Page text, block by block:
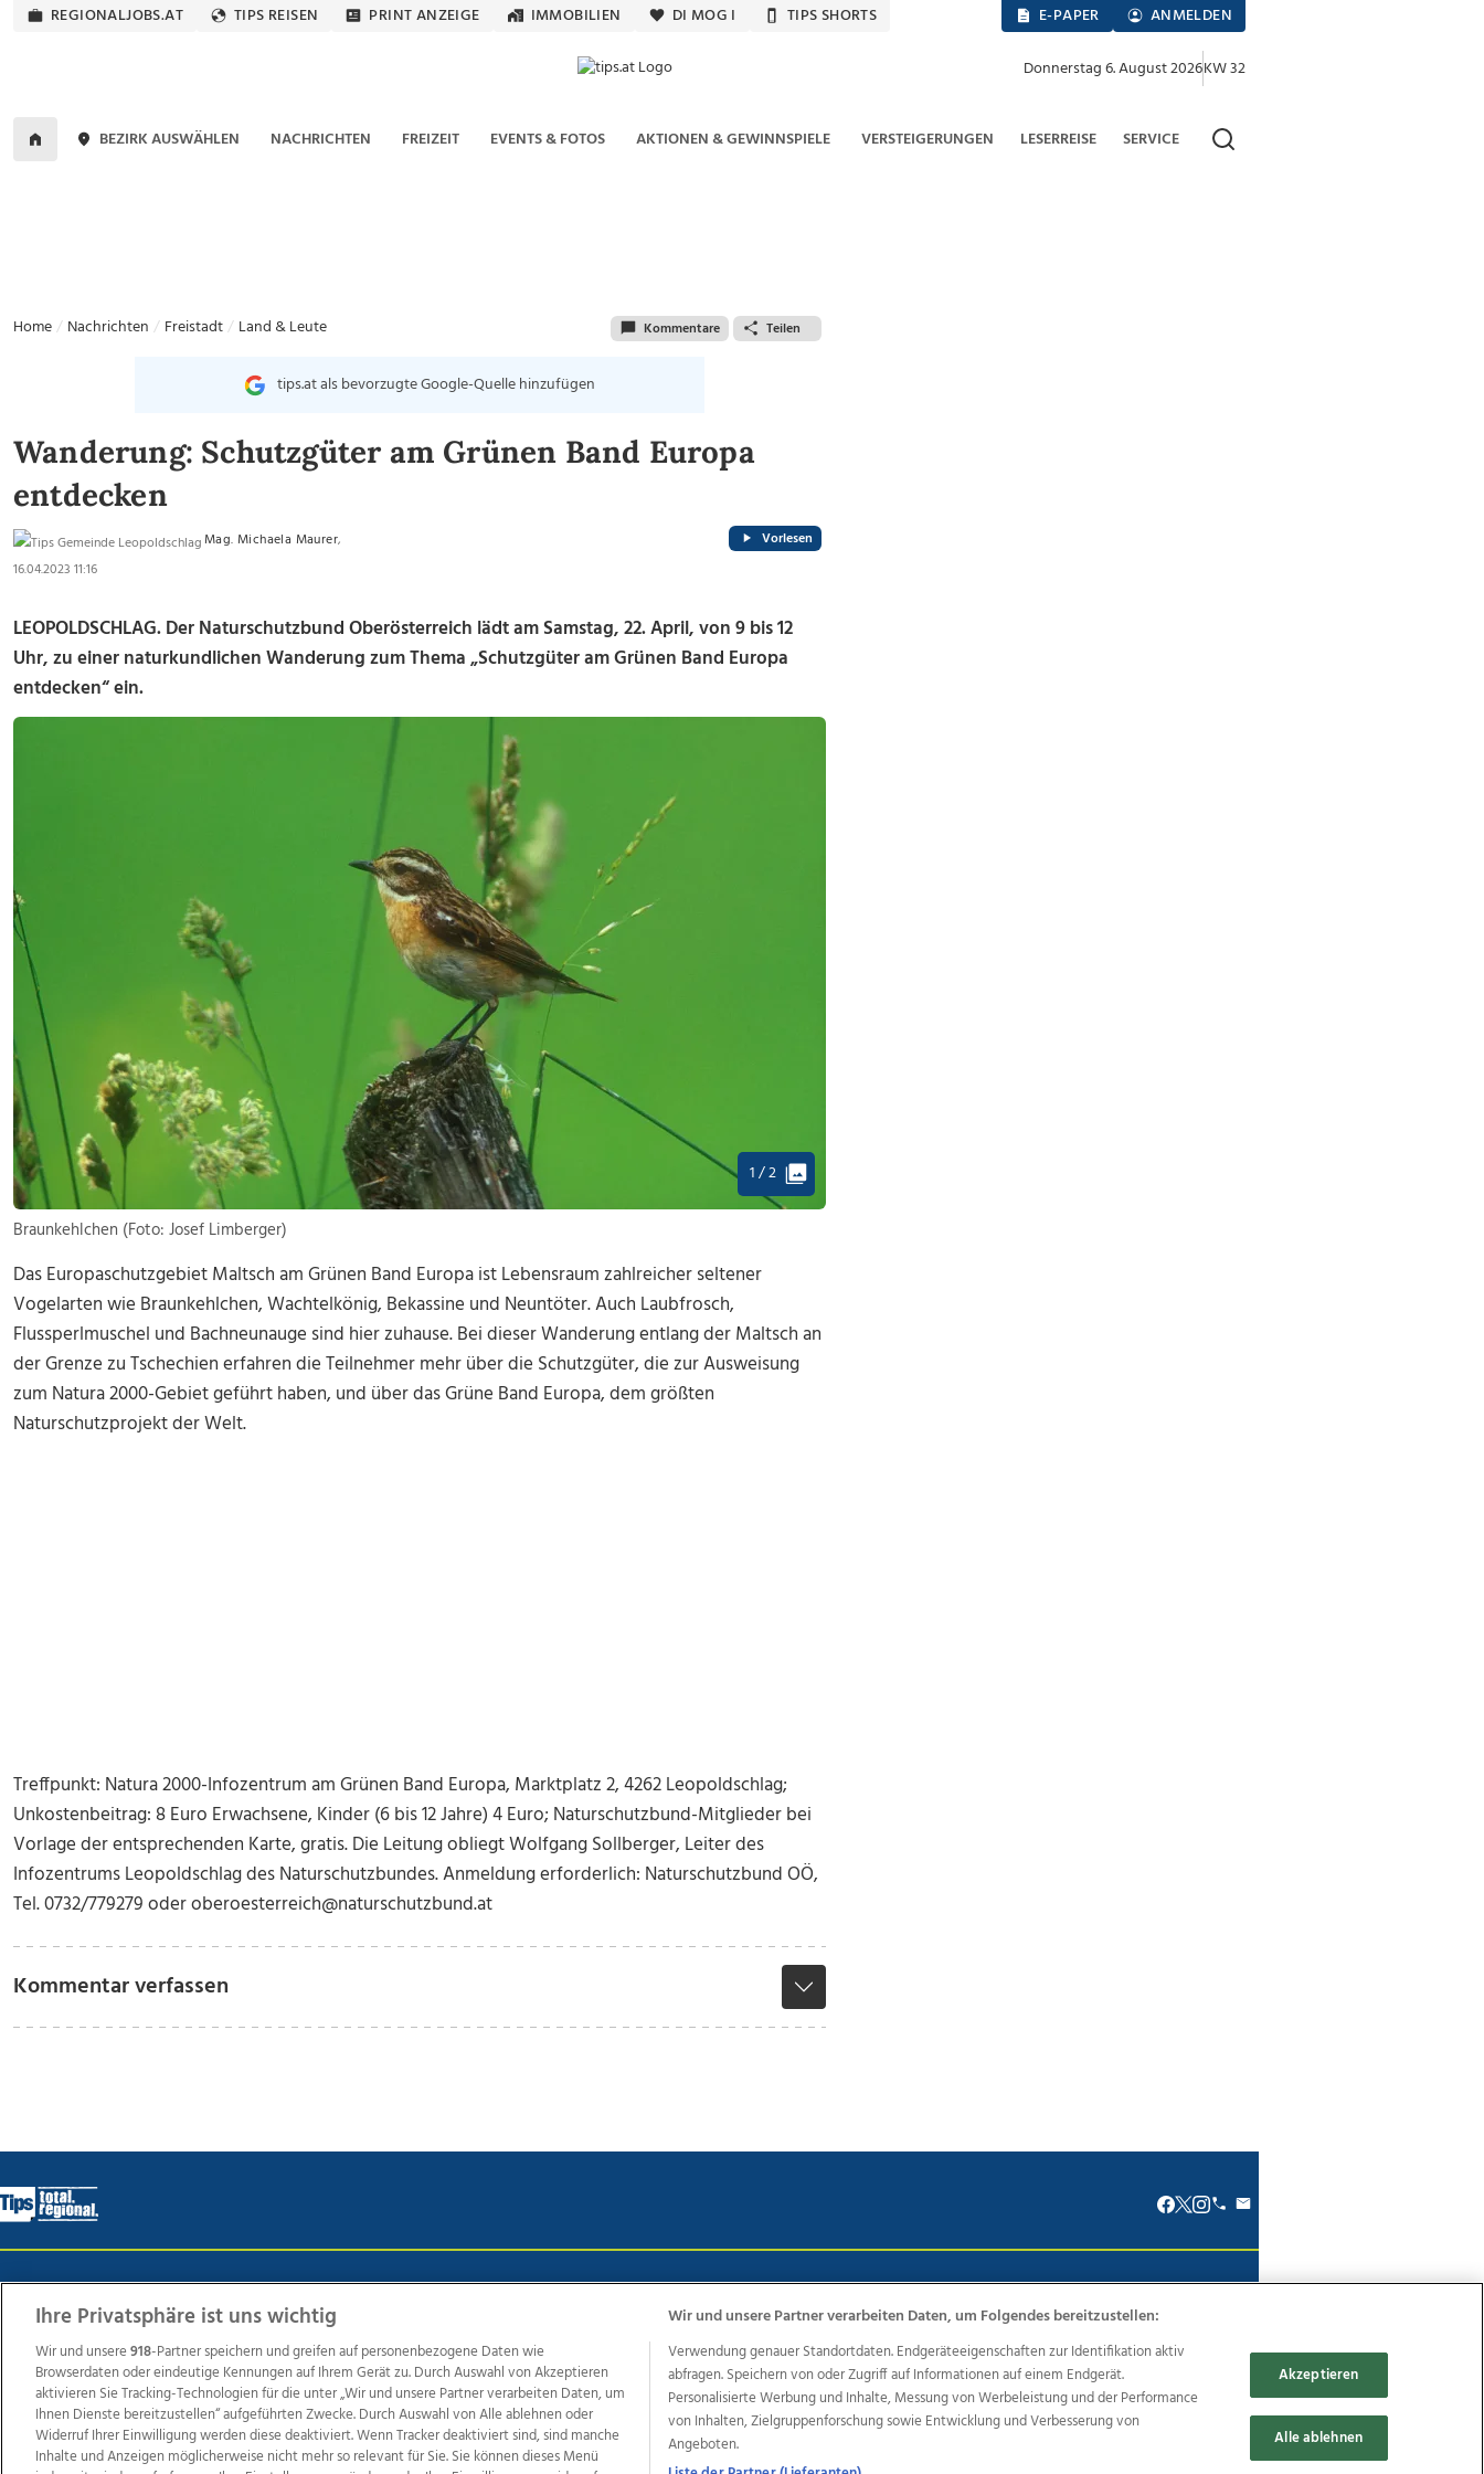
REGIONALJOBS.AT TIPS REISEN PRINT ANZEIGE IMMOBILIEN DI MOG I TIPS SHORTS E-PAPER ANMELDEN
Donnerstag 6. August 2026KW 32
BEZIRK AUSWÄHLEN NACHRICHTEN FREIZEIT EVENTS & FOTOS AKTIONEN & GEWINNSPIELE VERSTEIGERUNGEN LESERREISE SERVICE
Home Nachrichten Freistadt Land & Leute Kommentare Teilen
tips.at als bevorzugte Google-Quelle hinzufügen
Wanderung: Schutzgüter am Grünen Band Europa
entdecken
Mag. Michaela Maurer,
16.04.2023 11:16
Vorlesen
LEOPOLDSCHLAG. Der Naturschutzbund Oberösterreich lädt am Samstag, 22. April, von 9 bis 12
Uhr, zu einer naturkundlichen Wanderung zum Thema „Schutzgüter am Grünen Band Europa
entdecken“ ein.
1 / 2
Braunkehlchen (Foto: Josef Limberger)
Das Europaschutzgebiet Maltsch am Grünen Band Europa ist Lebensraum zahlreicher seltener
Vogelarten wie Braunkehlchen, Wachtelkönig, Bekassine und Neuntöter. Auch Laubfrosch,
Flussperlmuschel und Bachneunauge sind hier zuhause. Bei dieser Wanderung entlang der Maltsch an
der Grenze zu Tschechien erfahren die Teilnehmer mehr über die Schutzgüter, die zur Ausweisung
zum Natura 2000-Gebiet geführt haben, und über das Grüne Band Europa, dem größten
Naturschutzprojekt der Welt.
Treffpunkt: Natura 2000-Infozentrum am Grünen Band Europa, Marktplatz 2, 4262 Leopoldschlag;
Unkostenbeitrag: 8 Euro Erwachsene, Kinder (6 bis 12 Jahre) 4 Euro; Naturschutzbund-Mitglieder bei
Vorlage der entsprechenden Karte, gratis. Die Leitung obliegt Wolfgang Sollberger, Leiter des
Infozentrums Leopoldschlag des Naturschutzbundes. Anmeldung erforderlich: Naturschutzbund OÖ,
Tel. 0732/779279 oder oberoesterreich@naturschutzbund.at
Kommentar verfassen
Weitere Angebote des Medienhauses Wimmer
TV1 di-mog-i.at OÖNow Ischler Woche Life Radio OÖNachrichten OÖN Immobilien OÖN Karriere OÖN Reise
Promenaden Galerien
Regionaljobs
wasistlos.at wirtrauern.at
Ihre Privatsphäre ist uns wichtig
Wir und unsere918-Partner speichern und greifen auf personenbezogene Daten wie
Browserdaten oder eindeutige Kennungen auf Ihrem Gerät zu. Durch Auswahl von Akzeptieren
aktivieren Sie Tracking-Technologien für die unter „Wir und unsere Partner verarbeiten Daten, um
Ihnen Dienste bereitzustellen“ aufgeführten Zwecke. Durch Auswahl von Alle ablehnen oder
Widerruf Ihrer Einwilligung werden diese deaktiviert. Wenn Tracker deaktiviert sind, sind manche
Inhalte und Anzeigen möglicherweise nicht mehr so relevant für Sie. Sie können dieses Menü
Wir und unsere Partner verarbeiten Daten, um Folgendes bereitzustellen:
Verwendung genauer Standortdaten. Endgeräteeigenschaften zur Identifikation aktiv
abfragen. Speichern von oder Zugriff auf Informationen auf einem Endgerät.
Personalisierte Werbung und Inhalte, Messung von Werbeleistung und der Performance
von Inhalten, Zielgruppenforschung sowie Entwicklung und Verbesserung von
Angeboten.
Akzeptieren
Alle ablehnen